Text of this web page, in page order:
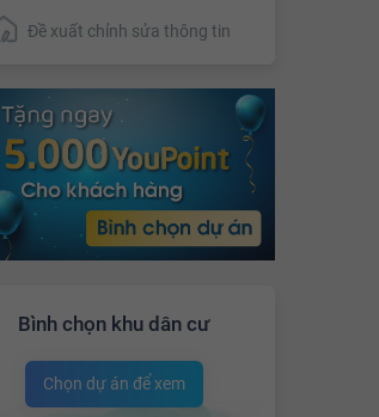
Đề xuất chỉnh sửa thông tin
Bình chọn khu dân cư
Chọn dự án để xem